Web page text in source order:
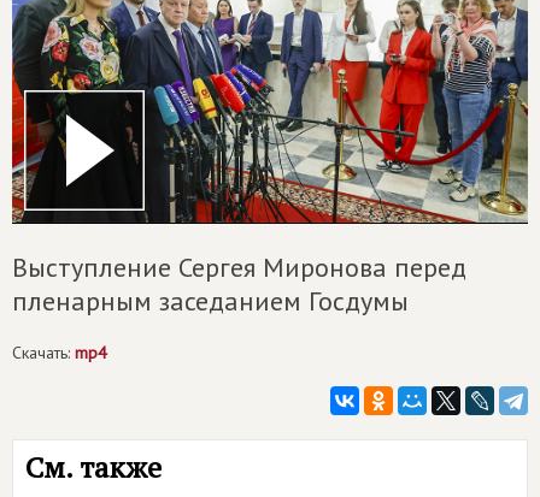
Выступление Сергея Миронова перед
пленарным заседанием Госдумы
Скачать: mp4
См. также